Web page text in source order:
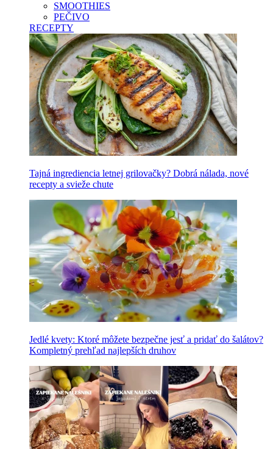
SMOOTHIES
PEČIVO
RECEPTY
Tajná ingrediencia letnej grilovačky? Dobrá nálada, nové
recepty a svieže chute
Jedlé kvety: Ktoré môžete bezpečne jesť a pridať do šalátov?
Kompletný prehľad najlepších druhov